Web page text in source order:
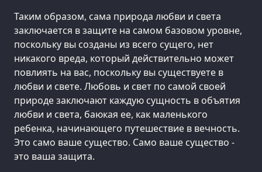
Таким образом, сама природа любви и света
заключается в защите на самом базовом уровне,
поскольку вы созданы из всего сущего, нет
никакого вреда, который действительно может
повлиять на вас, поскольку вы существуете в
любви и свете. Любовь и свет по самой своей
природе заключают каждую сущность в объятия
любви и света, баюкая ее, как маленького
ребенка, начинающего путешествие в вечность.
Это само ваше существо. Само ваше существо -
это ваша защита.